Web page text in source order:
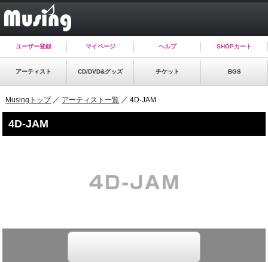
ユーザー登録 マイページ ヘルプ SHOPカート
アーティスト CD/DVD&グッズ チケット BGS
Musingトップ／ アーティスト一覧 ／ 4D-JAM
4D-JAM